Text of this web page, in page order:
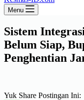
Menu
Sistem
Belum Siap,
Penghentian
Yuk Share Postingan Ini: